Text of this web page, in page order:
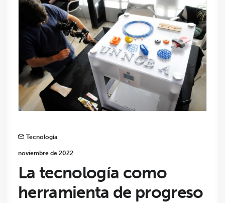
Tecnología
noviembre de 2022
La tecnología como
herramienta de progreso